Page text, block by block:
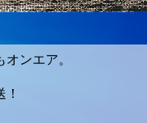
ンエア。